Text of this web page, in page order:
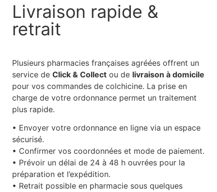
Livraison rapide &
retrait
Plusieurs pharmacies françaises agréées offrent un
service de Click & Collect ou de livraison à domicile
pour vos commandes de colchicine. La prise en
charge de votre ordonnance permet un traitement
plus rapide.
• Envoyer votre ordonnance en ligne via un espace
sécurisé.
• Confirmer vos coordonnées et mode de paiement.
• Prévoir un délai de 24 à 48 h ouvrées pour la
préparation et l’expédition.
• Retrait possible en pharmacie sous quelques